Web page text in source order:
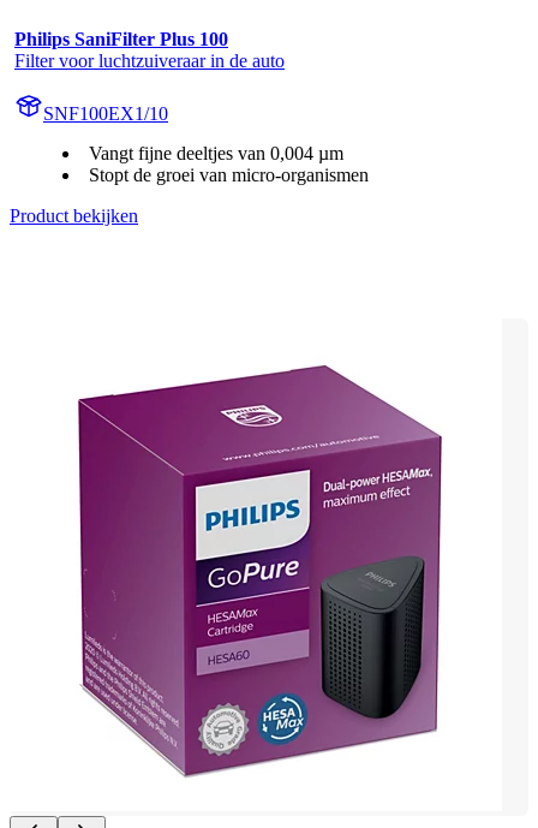
Philips SaniFilter Plus 100
Filter voor luchtzuiveraar in de auto
SNF100EX1/10
Vangt fijne deeltjes van 0,004 µm
Stopt de groei van micro-organismen
Product bekijken